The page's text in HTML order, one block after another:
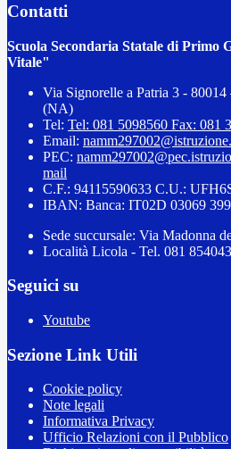
Contatti
Scuola Secondaria Statale di Primo
Vitale"
Via Signorelle a Patria 3 -
(NA)
Tel: Tel: 081 5098560 Fax: 081
Email:
PEC:
mail
C.F.: 94115590633 C.U.:
IBAN: Banca: IT02D 03069
Sede succursale: Via Madonna
Località Licola - Tel. 081
Seguici su
Youtube
Sezione Link Utili
Cookie policy
Note legali
Informativa Privacy
Ufficio Relazioni con il Pubblico